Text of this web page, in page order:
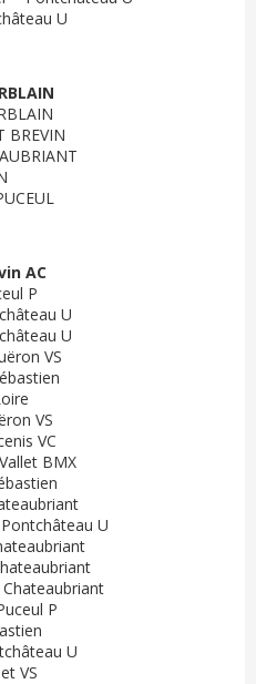
U
AC
P
U
U
VS
VS
VC
BMX
U
P
U
VS